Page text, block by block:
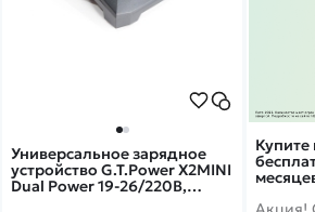
Купите
Универсальное зарядное
устройство G.T.Power X2MINI
Dual Power 19-26/220В,